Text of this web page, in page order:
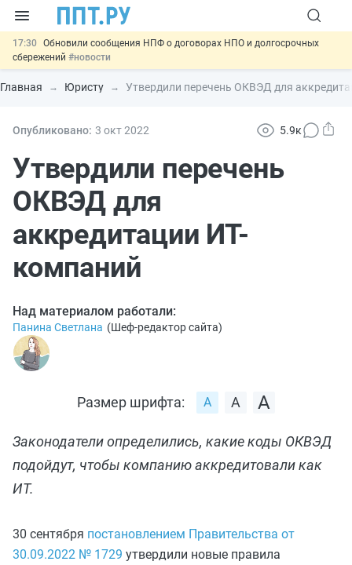
17:30 Обновили сообщения НПФ о договорах НПО и долгосрочных
сбережений #новости
17:03 Мигрантам с судимостью запретят получать ВНЖ и
гражданство: закон подписан#новости
15:39 Правила противопожарного режима предложили продлить до
11:33
#новости
Главная Юристу Утвердили перечень ОКВЭД для
Опубликовано: 3 окт2022 5.9к
Утвердили перечень
ОКВЭД для
аккредитации ИТ-
компаний
Над материалом работали:
Панина Светлана (Шеф-редактор сайта)
Размер шрифта:
Законодатели определились, какие коды ОКВЭД
подойдут, чтобы компанию аккредитовали как
ИТ.
30 сентября постановлением Правительства от
30.09.2022 № 1729 утвердили новые правила